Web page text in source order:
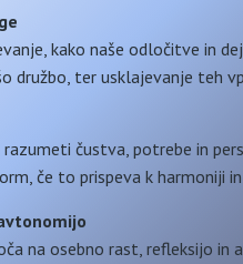
kako naše odločitve in
družbo, ter usklajevanje teh
čustva, potrebe in
če to prispeva k harmoniji
na osebno rast, refleksijo in